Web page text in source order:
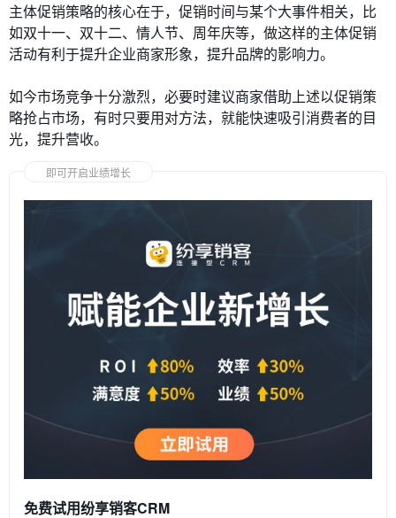
主体促销策略的核心在于，促销时间与某个大事件相关，比
如双十一、双十二、情人节、周年庆等，做这样的主体促销
活动有利于提升企业商家形象，提升品牌的影响力。
如今市场竞争十分激烈，必要时建议商家借助上述以促销策
略抢占市场，有时只要用对方法，就能快速吸引消费者的目
光，提升营收。
即可开启业绩增长
免费试用纷享销客CRM